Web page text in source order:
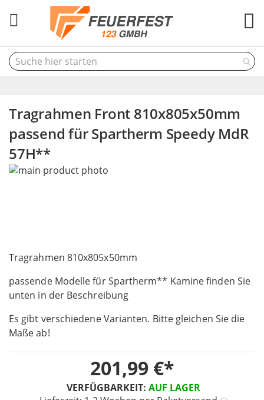
Tragrahmen Front 810x805x50mm
passend für Spartherm Speedy MdR
57H**
Tragrahmen 810x805x50mm
passende Modelle für Spartherm** Kamine finden Sie
unten in der Beschreibung
Es gibt verschiedene Varianten. Bitte gleichen Sie die
Maße ab!
VERFÜGBARKEIT: AUF LAGER
201,99 €
Skip
gallery
to
beginning
of
images
gallery